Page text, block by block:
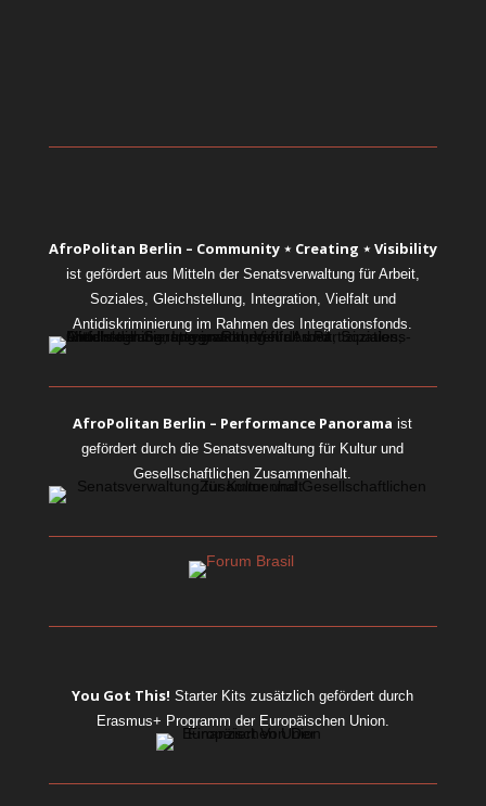
AfroPolitan Berlin – Community ⋆ Creating ⋆ Visibility
ist gefördert aus Mitteln der Senatsverwaltung für Arbeit,
Soziales, Gleichstellung, Integration, Vielfalt und
Antidiskriminierung im Rahmen des Integrationsfonds.
AfroPolitan Berlin – Performance Panorama ist
gefördert durch die Senatsverwaltung für Kultur und
Gesellschaftlichen Zusammenhalt.
You Got This! Starter Kits zusätzlich gefördert durch
Erasmus+ Programm der Europäischen Union.